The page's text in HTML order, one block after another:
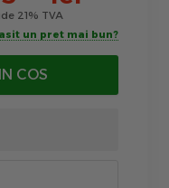
21% TVA
un pret mai bun?
COS